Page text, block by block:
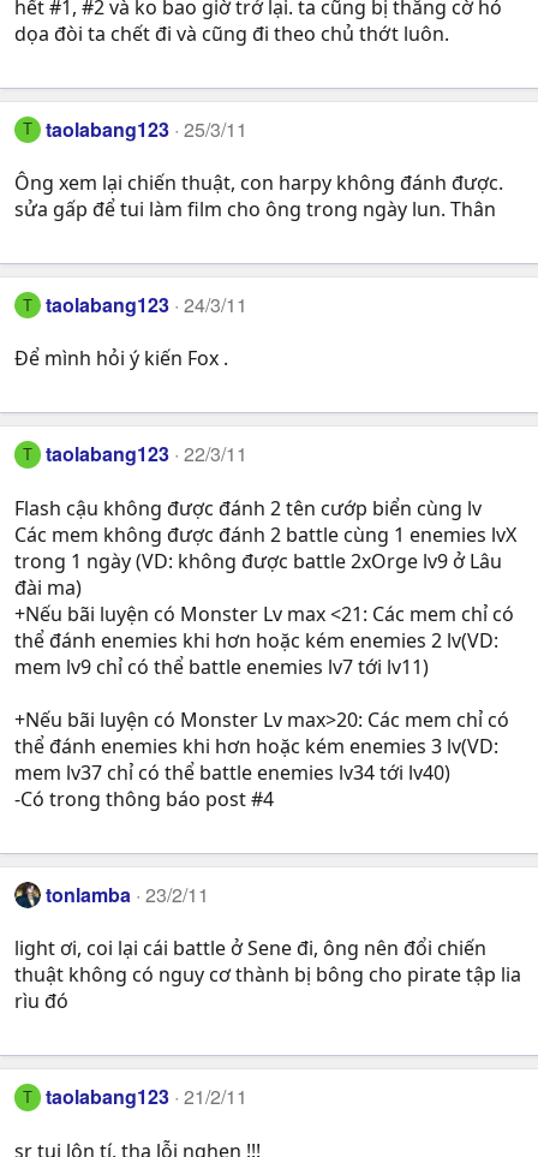
hết #1, #2 và ko bao giờ trở lại. ta cũng bị thằng cờ hó
dọa đòi ta chết đi và cũng đi theo chủ thớt luôn.
T taolabang123 25/3/11
Ông xem lại chiến thuật, con harpy không đánh được.
sửa gấp để tui làm film cho ông trong ngày lun. Thân
T taolabang123 24/3/11
Để mình hỏi ý kiến Fox .
T taolabang123 22/3/11
Flash cậu không được đánh 2 tên cướp biển cùng lv
Các mem không được đánh 2 battle cùng 1 enemies lvX
trong 1 ngày (VD: không được battle 2xOrge lv9 ở Lâu
đài ma)
+Nếu bãi luyện có Monster Lv max <21: Các mem chỉ có
thể đánh enemies khi hơn hoặc kém enemies 2 lv(VD:
mem lv9 chỉ có thể battle enemies lv7 tới lv11)
+Nếu bãi luyện có Monster Lv max>20: Các mem chỉ có
thể đánh enemies khi hơn hoặc kém enemies 3 lv(VD:
mem lv37 chỉ có thể battle enemies lv34 tới lv40)
-Có trong thông báo post #4
tonlamba 23/2/11
light ơi, coi lại cái battle ở Sene đi, ông nên đổi chiến
thuật không có nguy cơ thành bị bông cho pirate tập lia
rìu đó
T taolabang123 21/2/11
sr tui lộn tí, tha lỗi nghen !!!